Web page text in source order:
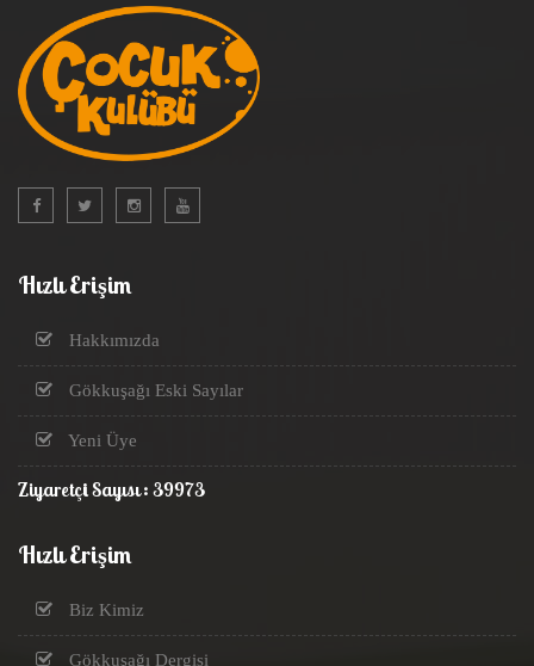
Hızlı Erişim
Hakkımızda
Gökkuşağı Eski Sayılar
Yeni Üye
Ziyaretçi Sayısı : 39973
Hızlı Erişim
Biz Kimiz
Gökkuşağı Dergisi